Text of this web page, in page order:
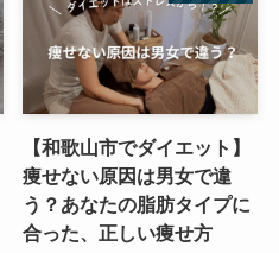
【和歌山市でダイエット】
痩せない原因は男女で違
う？あなたの脂肪タイプに
合った、正しい痩せ方